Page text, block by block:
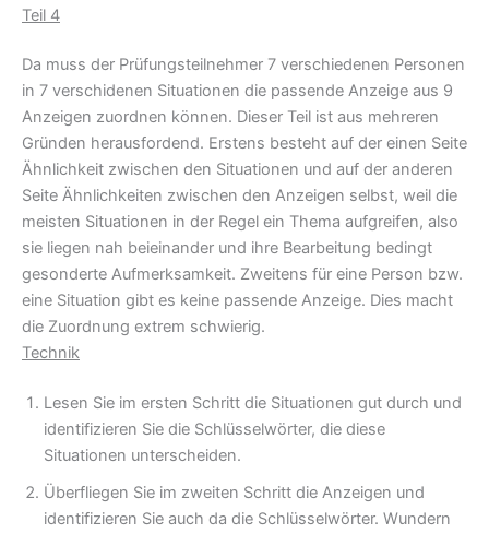
Teil 4
Da muss der Prüfungsteilnehmer 7 verschiedenen Personen
in 7 verschidenen Situationen die passende Anzeige aus 9
Anzeigen zuordnen können. Dieser Teil ist aus mehreren
Gründen herausfordend. Erstens besteht auf der einen Seite
Ähnlichkeit zwischen den Situationen und auf der anderen
Seite Ähnlichkeiten zwischen den Anzeigen selbst, weil die
meisten Situationen in der Regel ein Thema aufgreifen, also
sie liegen nah beieinander und ihre Bearbeitung bedingt
gesonderte Aufmerksamkeit. Zweitens für eine Person bzw.
eine Situation gibt es keine passende Anzeige. Dies macht
die Zuordnung extrem schwierig.
Technik
Lesen Sie im ersten Schritt die Situationen gut durch und
identifizieren Sie die Schlüsselwörter, die diese
Situationen unterscheiden.
Überfliegen Sie im zweiten Schritt die Anzeigen und
identifizieren Sie auch da die Schlüsselwörter. Wundern